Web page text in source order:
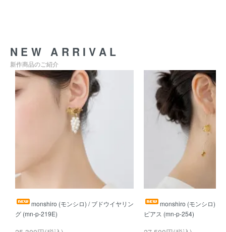
NEW ARRIVAL
新作商品のご紹介
monshiro (モンシロ) / ブドウイヤリン
monshiro (モンシロ) /